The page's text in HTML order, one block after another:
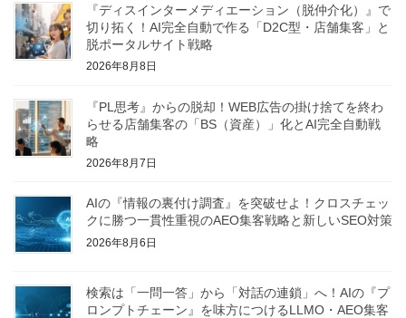
『ディスインターメディエーション（脱仲介化）』で
切り拓く！AI完全自動で作る「D2C型・店舗集客」と
脱ポータルサイト戦略
2026年8月8日
『PL思考』からの脱却！WEB広告の掛け捨てを終わ
らせる店舗集客の「BS（資産）」化とAI完全自動戦
略
2026年8月7日
AIの『情報の裏付け調査』を突破せよ！クロスチェッ
クに勝つ一貫性重視のAEO集客戦略と新しいSEO対策
2026年8月6日
検索は「一問一答」から「対話の連鎖」へ！AIの『プ
ロンプトチェーン』を味方につけるLLMO・AEO集客